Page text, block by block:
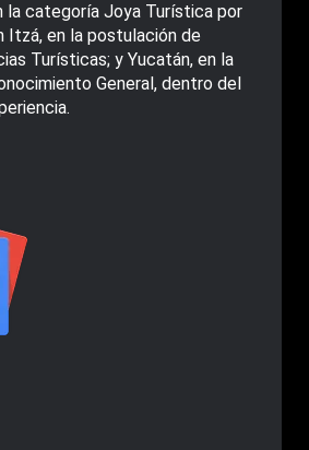
la categoría Joya Turística por
Itzá, en la postulación de
Turísticas; y Yucatán, en la
General, dentro del